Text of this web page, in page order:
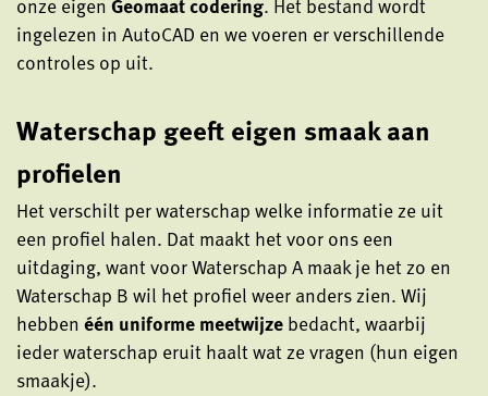
ingelezen in AutoCAD en we voeren er verschillende
controles op uit.
Waterschap geeft eigen smaak aan
profielen
Het verschilt per waterschap welke informatie ze uit
een profiel halen. Dat maakt het voor ons een
uitdaging, want voor Waterschap A maak je het zo en
Waterschap B wil het profiel weer anders zien. Wij
hebbenéén uniforme meetwijzebedacht, waarbij
ieder waterschap eruit haalt wat ze vragen (hun eigen
smaakje).